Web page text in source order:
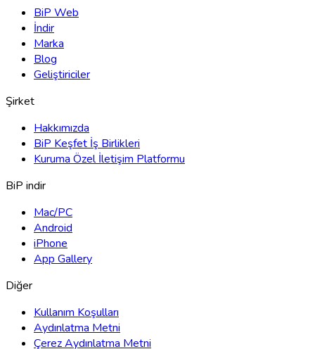
BiP Web
İndir
Marka
Blog
Geliştiriciler
Şirket
Hakkımızda
BiP Keşfet İş Birlikleri
Kuruma Özel İletişim Platformu
BiP indir
Mac/PC
Android
iPhone
App Gallery
Diğer
Kullanım Koşulları
Aydınlatma Metni
Çerez Aydınlatma Metni